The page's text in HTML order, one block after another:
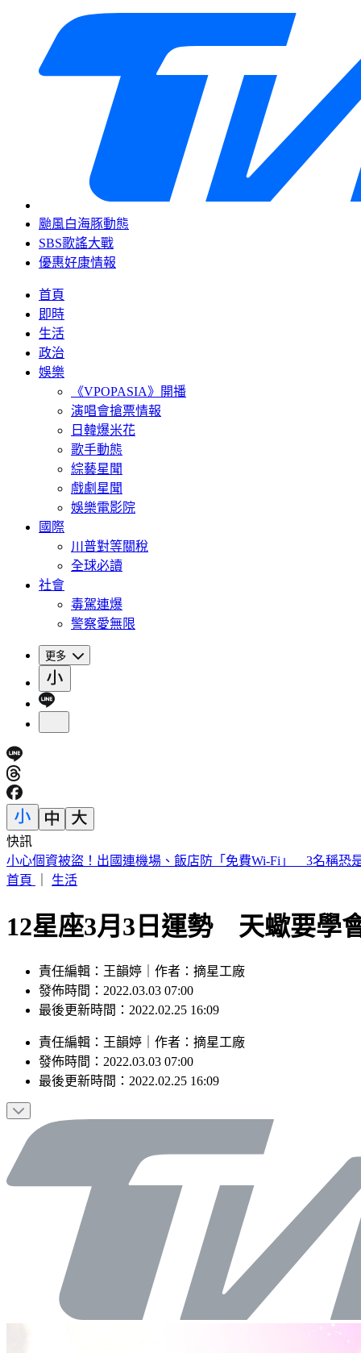
颱風白海豚動態
SBS歌謠大戰
優惠好康情報
首頁
即時
生活
政治
娛樂
《VPOPASIA》開播
演唱會搶票情報
日韓爆米花
歌手動態
綜藝星聞
戲劇星聞
娛樂電影院
國際
川普對等關稅
全球必讀
社會
毒駕連爆
警察愛無限
更多
快訊
數十噸貨櫃連環倒塌！白海豚颱風強襲基隆港 驚險畫面曝
首頁
生活
12星座3月3日運勢 天蠍要學
責任編輯：王韻婷｜作者：摘星工廠
發佈時間：2022.03.03 07:00
最後更新時間：2022.02.25 16:09
責任編輯 ： 王韻婷 作者 ： 摘星工廠
發佈時間： 2022.03.03 07:00
最後更新時間： 2022.02.25 16:09